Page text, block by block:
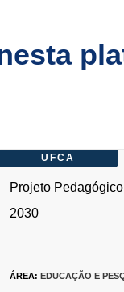
UFCA
Projeto
2030
ÁREA: EDUCAÇÃO E